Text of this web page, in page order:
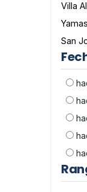
Villa
San